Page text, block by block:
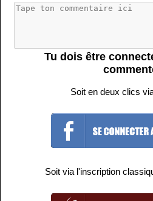
Tu dois être
Soit en deux clics
Soit via l'inscription